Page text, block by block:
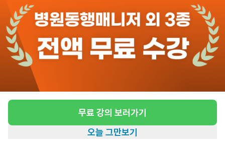
무료 강의 보러가기
오늘 그만보기